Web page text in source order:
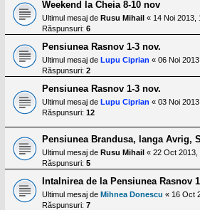
Weekend la Cheia 8-10 nov
Ultimul mesaj de Rusu Mihail « 14 Noi 2013,
Răspunsuri: 6
Pensiunea Rasnov 1-3 nov.
Ultimul mesaj de Lupu Ciprian « 06 Noi
Răspunsuri: 2
Pensiunea Rasnov 1-3 nov.
Ultimul mesaj de Lupu Ciprian « 03 Noi
Răspunsuri: 12
Pensiunea Brandusa, langa Avrig,
Ultimul mesaj de Rusu Mihail « 22 Oct 2013,
Răspunsuri: 5
Intalnirea de la Pensiunea Rasnov
Ultimul mesaj de Mihnea Donescu « 16 Oct
Răspunsuri: 7